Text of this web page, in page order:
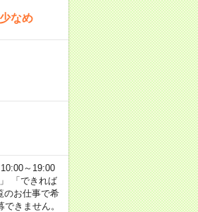
なめ
～19:00
「できれば
のお仕事で希
きません。